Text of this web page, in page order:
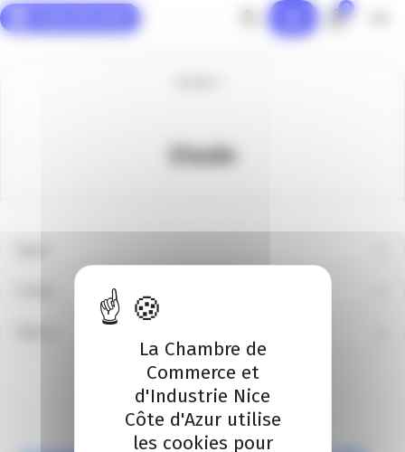
0
Etude
Panneau de gestion des cookies
La Chambre de
Commerce et
d'Industrie Nice
Côte d'Azur utilise
les cookies pour